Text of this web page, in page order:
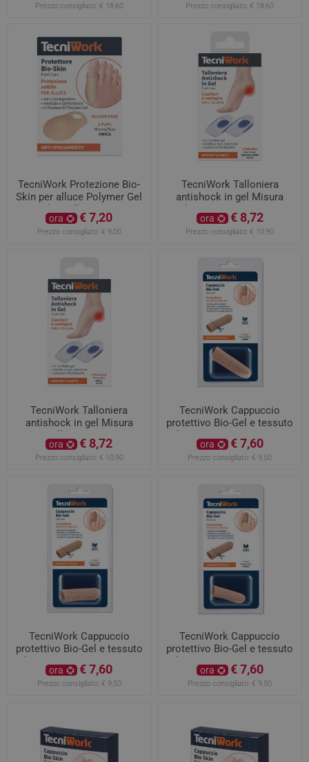
Prezzo consigliato: € 18,60 Prezzo consigliato: € 18,60
TecniWork Protezione Bio-
Skin per alluce Polymer Gel
color pelle 1 pezzo
ora € 7,20
Prezzo consigliato: € 9,00
TecniWork Talloniera
antishock in gel Misura
Medium/Large 40-44 1 paio
ora € 8,72
Prezzo consigliato: € 10,90
TecniWork Talloniera
antishock in gel Misura
Small 36-39 1 paio
ora € 8,72
Prezzo consigliato: € 10,90
TecniWork Cappuccio
protettivo Bio-Gel e tessuto
elastico Misura L 1 pezzo
ora € 7,60
Prezzo consigliato: € 9,50
TecniWork Cappuccio
protettivo Bio-Gel e tessuto
ora € 7,60
Prezzo consigliato: € 9,50
TecniWork Cappuccio
protettivo Bio-Gel e tessuto
ora € 7,60
Prezzo consigliato: € 9,50